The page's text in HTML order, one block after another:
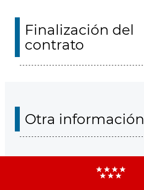
Finalización del
contrato
Otra información